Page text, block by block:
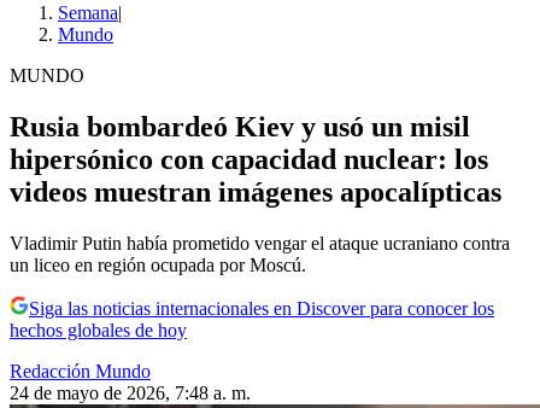
Semana|
Mundo
MUNDO
Rusia bombardeó Kiev y usó un misil
hipersónico con capacidad nuclear: los
videos muestran imágenes apocalípticas
Vladimir Putin había prometido vengar el ataque ucraniano contra
un liceo en región ocupada por Moscú.
Siga las noticias internacionales en Discover para conocer los
hechos globales de hoy
Redacción Mundo
24 de mayo de 2026, 7:48 a. m.